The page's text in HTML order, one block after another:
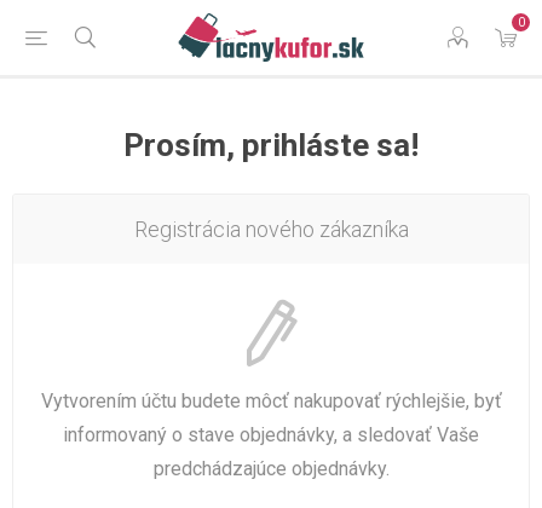
0
Prosím, prihláste sa!
Registrácia nového zákazníka
Vytvorením účtu budete môcť nakupovať rýchlejšie, byť
informovaný o stave objednávky, a sledovať Vaše
predchádzajúce objednávky.